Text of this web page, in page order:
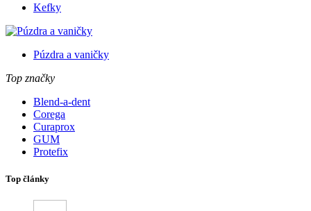
Kefky
Púzdra a vaničky
Top značky
Blend-a-dent
Corega
Curaprox
GUM
Protefix
Top články